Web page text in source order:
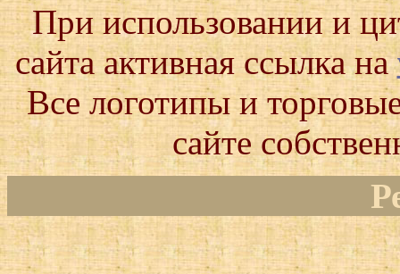
При использовании и
сайта активная ссылка на
Все логотипы и
сайте